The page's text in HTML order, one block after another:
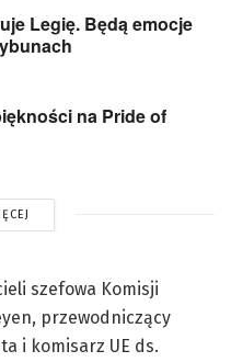
Legię. Będą emocje
na Pride of
szefowa Komisji
przewodniczący
i komisarz UE ds.